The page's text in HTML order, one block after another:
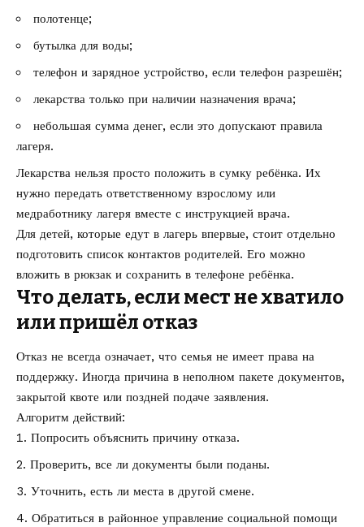
полотенце;
бутылка для воды;
телефон и зарядное устройство, если телефон разрешён;
лекарства только при наличии назначения врача;
небольшая сумма денег, если это допускают правила
лагеря.
Лекарства нельзя просто положить в сумку ребёнка. Их
нужно передать ответственному взрослому или
медработнику лагеря вместе с инструкцией врача.
Для детей, которые едут в лагерь впервые, стоит отдельно
подготовить список контактов родителей. Его можно
вложить в рюкзак и сохранить в телефоне ребёнка.
Что делать, если мест не хватило
или пришёл отказ
Отказ не всегда означает, что семья не имеет права на
поддержку. Иногда причина в неполном пакете документов,
закрытой квоте или поздней подаче заявления.
Алгоритм действий:
Попросить объяснить причину отказа.
Проверить, все ли документы были поданы.
Уточнить, есть ли места в другой смене.
Обратиться в районное управление социальной помощи